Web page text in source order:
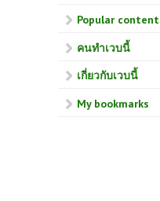
Popular content
คนทำเวบนี้
เกี่ยวกับเวบนี้
My bookmarks